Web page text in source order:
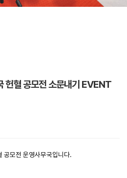
혈 공모전 소문내기 EVENT
모전 운영사무국입니다.